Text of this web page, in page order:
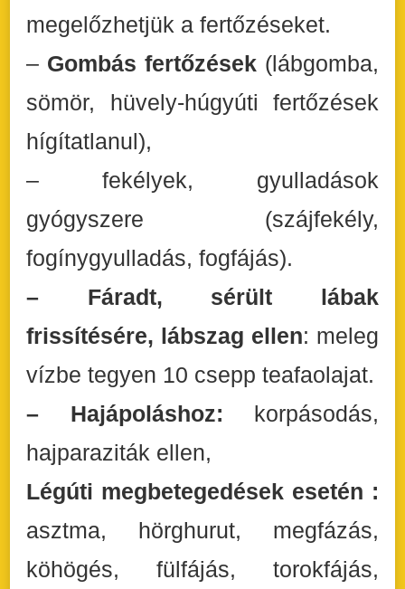
megelőzhetjük a fertőzéseket.
– Gombás fertőzések (lábgomba,
sömör, hüvely-húgyúti fertőzések
hígítatlanul),
– fekélyek, gyulladások
gyógyszere (szájfekély,
fogínygyulladás, fogfájás).
– Fáradt, sérült lábak
frissítésére, lábszag ellen: meleg
vízbe tegyen 10 csepp teafaolajat.
– Hajápoláshoz: korpásodás,
hajparaziták ellen,
Légúti megbetegedések esetén :
asztma, hörghurut, megfázás,
köhögés, fülfájás, torokfájás,